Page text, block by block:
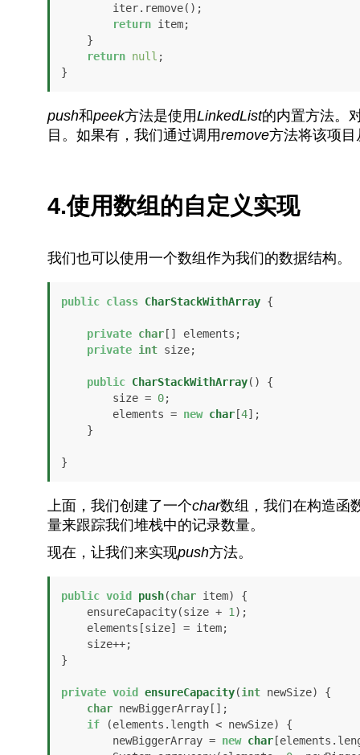
return item;
return null ;
}
push和peek方法是使用LinkedList的内置方法。
目。如果有，我们通过调用remove方法将该项
4.使用数组的自定义实现
我们也可以使用一个数组作为我们的数据结构。
public class CharStackWithArray {
private char[] elements;
private int size;
public CharStackWithArray()
{
        size =
0;
        elements =
new char[4];
}
上面，我们创建了一个char数组，我们在构造函
量来跟踪我们堆栈中的记录数量。
现在，让我们来实现push方法。
public void push(char item)
{
    ensureCapacity(size +
1);
}
private void ensureCapacity(int newSize)
{
char newBiggerArray[];
if (elements.length < newSize) {
        newBiggerArray =
new char